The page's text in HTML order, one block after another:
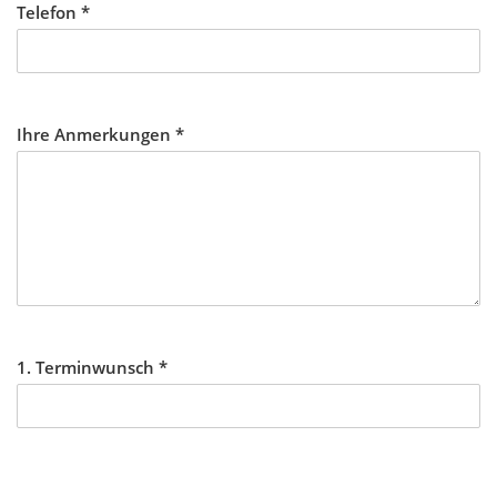
Telefon *
Ihre Anmerkungen *
1. Terminwunsch *